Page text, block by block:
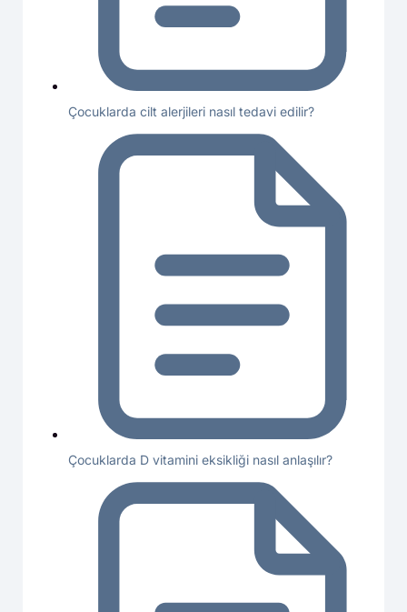
Çocuklarda cilt alerjileri nasıl tedavi edilir?
Çocuklarda D vitamini eksikliği nasıl anlaşılır?